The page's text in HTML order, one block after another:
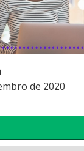
de 2020